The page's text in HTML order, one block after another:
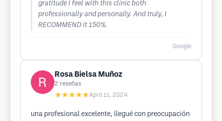
gratitude I feel with this clinic both
professionally and personally. And truly, I
RECOMMEND it 150%.
Google
Rosa Bielsa Muñoz
2 reseñas
★★★★★April 11, 2024
una profesional excelente, llegué con preocupación